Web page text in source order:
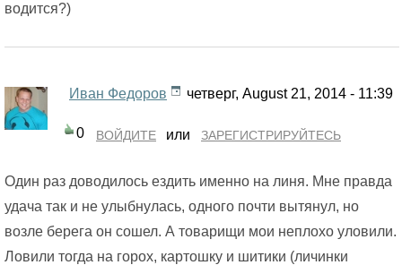
водится?)
Иван Федоров четверг, August 21, 2014 - 11:39
0 ВОЙДИТЕ или ЗАРЕГИСТРИРУЙТЕСЬ
Один раз доводилось ездить именно на линя. Мне правда
удача так и не улыбнулась, одного почти вытянул, но
возле берега он сошел. А товарищи мои неплохо уловили.
Ловили тогда на горох, картошку и шитики (личинки